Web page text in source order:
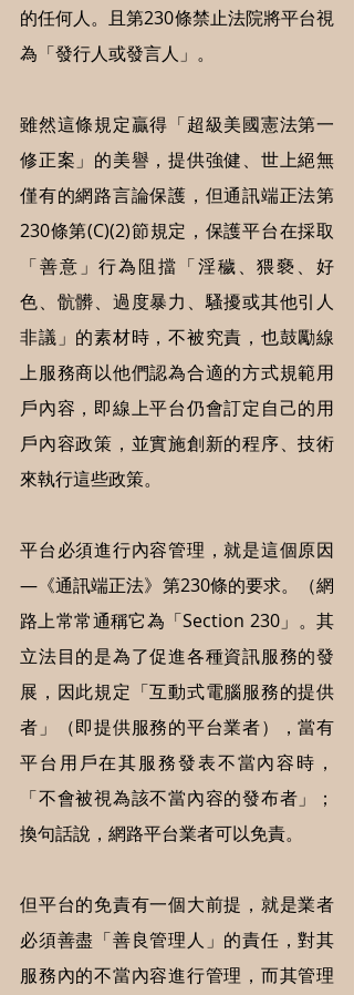
的任何人。且第230條禁止法院將平台視
為「發行人或發言人」。
雖然這條規定贏得「超級美國憲法第一
修正案」的美譽，提供強健、世上絕無
僅有的網路言論保護，但通訊端正法第
230條第(C)(2)節規定，保護平台在採取
「善意」行為阻擋「淫穢、猥褻、好
色、骯髒、過度暴力、騷擾或其他引人
非議」的素材時，不被究責，也鼓勵線
上服務商以他們認為合適的方式規範用
戶內容，即線上平台仍會訂定自己的用
戶內容政策，並實施創新的程序、技術
來執行這些政策。
平台必須進行內容管理，就是這個原因
—《通訊端正法》第230條的要求。（網
路上常常通稱它為「Section 230」。其
立法目的是為了促進各種資訊服務的發
展，因此規定「互動式電腦服務的提供
者」（即提供服務的平台業者），當有
平台用戶在其服務發表不當內容時，
「不會被視為該不當內容的發布者」；
換句話說，網路平台業者可以免責。
但平台的免責有一個大前提，就是業者
必須善盡「善良管理人」的責任，對其
服務內的不當內容進行管理，而其管理